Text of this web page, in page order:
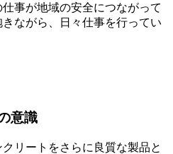
事が地域の安全につながって
ながら、日々仕事を行ってい
意識
クリートをさらに良質な製品と